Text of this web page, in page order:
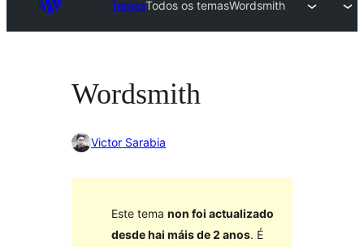
TemasTodos os temasWordsmith
Wordsmith
Victor Sarabia
Este tema non foi actualizado
desde hai máis de 2 anos. É